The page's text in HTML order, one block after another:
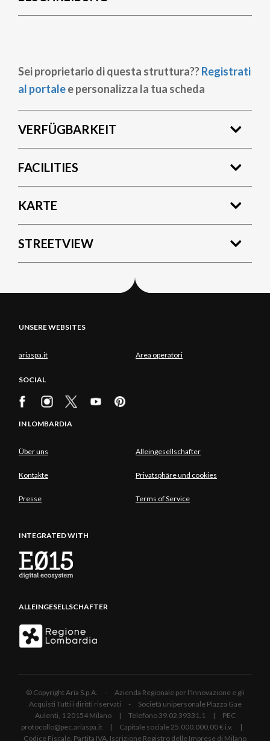
Sei proprietario di questa struttura??Registrati
al portalee personalizza la tua scheda
VERFÜGBARKEIT
FACILITIES
KARTE
STREETVIEW
UNSERE WEBSITES
ariaspa.it Area operatori
SOCIAL
IN LOMBARDIA
Über uns Alleingesellschafter
Kontakte Privatsphäre und cookies
Presse Terms of Service
INTEGRATED WITH
ALLEINGESELLSCHAFTER
© Copyright Aria S.p.A. - Azienda Regionale per l'Innovazione e gli
Acquisti Tutti i diritti riservati - Società unipersonale Piazza Gae
Aulenti, 1 20154 Milano | Telefono 39.02 39331.1 | PEC
protocollo@pec.ariaspa.it | Capitale sociale 25.000.000,00 € i.v. |
Codice Fiscale, Partita IVA, Iscrizione Registro delle Imprese di Milano